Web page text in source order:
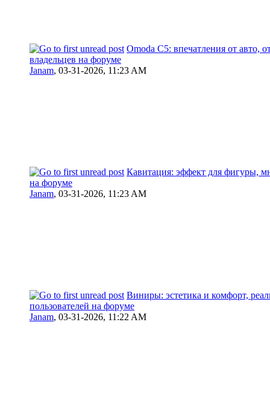
Omoda C5: впечатления от авто,
владельцев на форуме
Janam, 03-31-2026, 11:23 AM
Кавитация: эффект для фигуры,
на форуме
Janam, 03-31-2026, 11:23 AM
Виниры: эстетика и комфорт,
пользователей на форуме
Janam, 03-31-2026, 11:22 AM